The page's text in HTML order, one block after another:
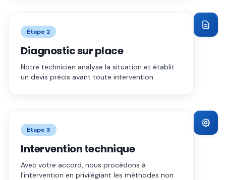
Étape 2
Diagnostic sur place
Notre technicien analyse la situation et établit
un devis précis avant toute intervention.
Étape 3
Intervention technique
Avec votre accord, nous procédons à
l'intervention en privilégiant les méthodes non